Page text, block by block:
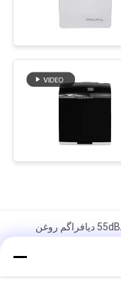
دستگاه اسپری معطر با صدای نازک 55dBA 100ml دیافراگم روغن
الکتریک ماشین اسپری معطر فولاد Materille 28.5W 24V با بطری